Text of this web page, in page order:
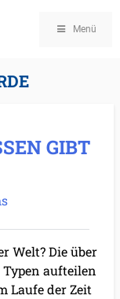
Menü
GIBT
Welt? Die über
aufteilen
Laufe der Zeit